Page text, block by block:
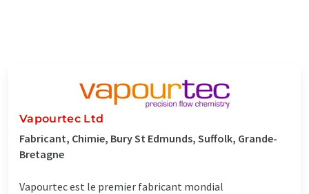
Vapourtec Ltd
Fabricant, Chimie, Bury St Edmunds, Suffolk, Grande-
Bretagne
Vapourtec est le premier fabricant mondial